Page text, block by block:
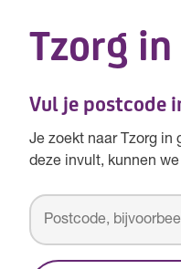
Tzorg
Vul je postcode
Je zoekt naar Tzorg in
deze invult, kunnen